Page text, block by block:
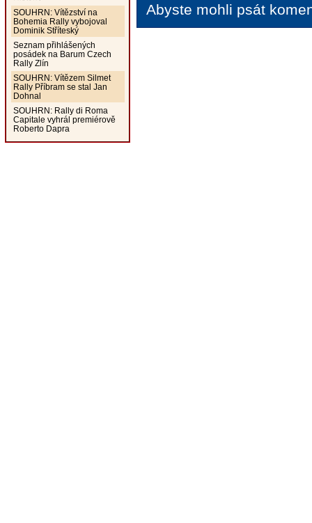
SOUHRN: Vítězství na
Bohemia Rally vybojoval
Dominik Stříteský
Seznam přihlášených
posádek na Barum Czech
Rally Zlín
SOUHRN: Vítězem Silmet
Rally Příbram se stal Jan
Dohnal
SOUHRN: Rally di Roma
Capitale vyhrál premiérově
Roberto Dapra
Abyste mohli psát